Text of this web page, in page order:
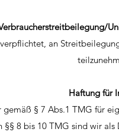
an
Haftung für
§ 7 Abs.1 TMG für
§§ 8 bis 10 TMG sind wir